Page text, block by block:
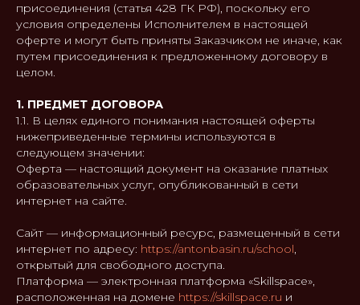
присоединения (статья 428 ГК РФ), поскольку его
условия определены Исполнителем в настоящей
оферте и могут быть приняты Заказчиком не иначе, как
путем присоединения к предложенному договору в
целом.
1. ПРЕДМЕТ ДОГОВОРА
1.1. В целях единого понимания настоящей оферты
нижеприведенные термины используются в
следующем значении:
Оферта — настоящий документ на оказание платных
образовательных услуг, опубликованный в сети
интернет на сайте.
Сайт — информационный ресурс, размещенный в сети
интернет по адресу: https://antonbasin.ru/school,
открытый для свободного доступа.
Платформа — электронная платформа «Skillspace»,
расположенная на домене https://skillspace.ru и